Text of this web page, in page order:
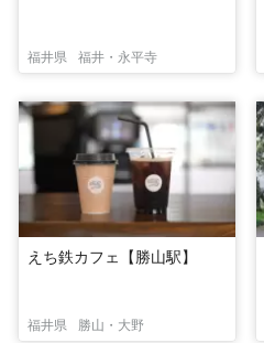
福井県 福井・永平寺
えち鉄カフェ【勝山駅】
福井県 勝山・大野